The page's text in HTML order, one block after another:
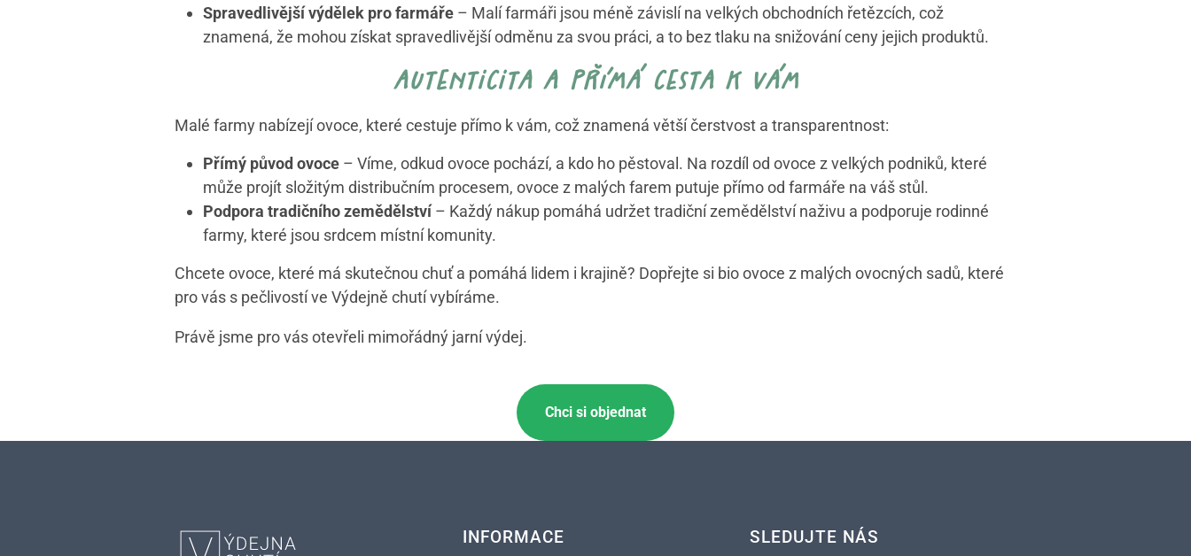
Spravedlivější výdělek pro farmáře – Malí farmáři jsou méně závislí na velkých obchodních řetězcích, což
znamená, že mohou získat spravedlivější odměnu za svou práci, a to bez tlaku na snižování ceny jejich produktů.
autenticita a přímá cesta k vám
Malé farmy nabízejí ovoce, které cestuje přímo k vám, což znamená větší čerstvost a transparentnost:
Přímý původ ovoce – Víme, odkud ovoce pochází, a kdo ho pěstoval. Na rozdíl od ovoce z velkých podniků, které
může projít složitým distribučním procesem, ovoce z malých farem putuje přímo od farmáře na váš stůl.
Podpora tradičního zemědělství – Každý nákup pomáhá udržet tradiční zemědělství naživu a podporuje rodinné
farmy, které jsou srdcem místní komunity.
Chcete ovoce, které má skutečnou chuť a pomáhá lidem i krajině? Dopřejte si bio ovoce z malých ovocných sadů, které
pro vás s pečlivostí ve Výdejně chutí vybíráme.
Právě jsme pro vás otevřeli mimořádný jarní výdej.
Chci si objednat
INFORMACE SLEDUJTE NÁS